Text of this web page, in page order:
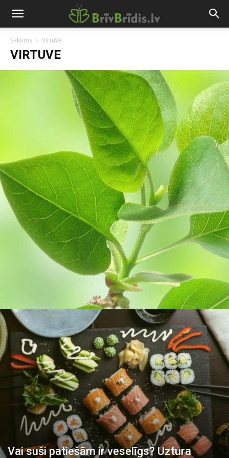
Sākums Virtuve
VIRTUVE
Vai suši patiešām ir veselīgs? Uztura